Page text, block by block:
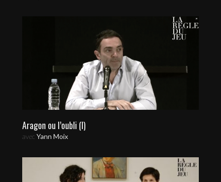
Aragon ou l’oubli (I)
avec Yann Moix